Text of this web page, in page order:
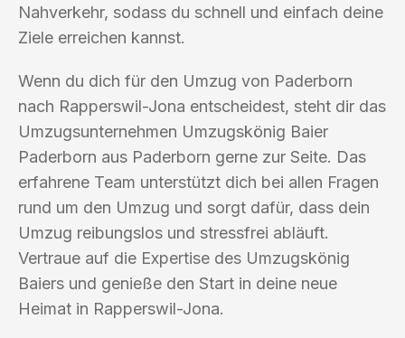
Nahverkehr, sodass du schnell und einfach deine
Ziele erreichen kannst.
Wenn du dich für den Umzug von Paderborn
nach Rapperswil-Jona entscheidest, steht dir das
Umzugsunternehmen Umzugskönig Baier
Paderborn aus Paderborn gerne zur Seite. Das
erfahrene Team unterstützt dich bei allen Fragen
rund um den Umzug und sorgt dafür, dass dein
Umzug reibungslos und stressfrei abläuft.
Vertraue auf die Expertise des Umzugskönig
Baiers und genieße den Start in deine neue
Heimat in Rapperswil-Jona.